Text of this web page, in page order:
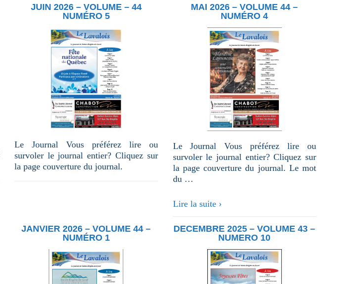
JUIN 2026 – VOLUME – 44
NUMÉRO 5
Le Journal Vous préférez lire ou
survoler le journal entier? Cliquez sur
la page couverture du journal.
MAI 2026 – VOLUME 44 –
NUMÉRO 4
Le Journal Vous préférez lire ou
survoler le journal entier? Cliquez sur
la page couverture du journal. Le mot
du …
mai
–
Lire la suite ›
JANVIER 2026 – VOLUME 44 –
NUMÉRO 1
DECEMBRE 2025 – VOLUME 43 –
NUMERO 10